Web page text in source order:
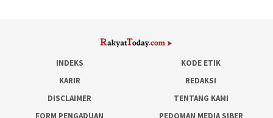
INDEKS
KODE ETIK
KARIR
REDAKSI
DISCLAIMER
TENTANG KAMI
FORM PENGADUAN
PEDOMAN MEDIA SIBER